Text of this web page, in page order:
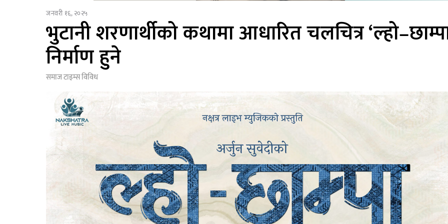
जनवरी १६, २०२५
भुटानी शरणार्थीको कथामा आधारित चलचित्र
निर्माण हुने
समाज टाइम्सविविध